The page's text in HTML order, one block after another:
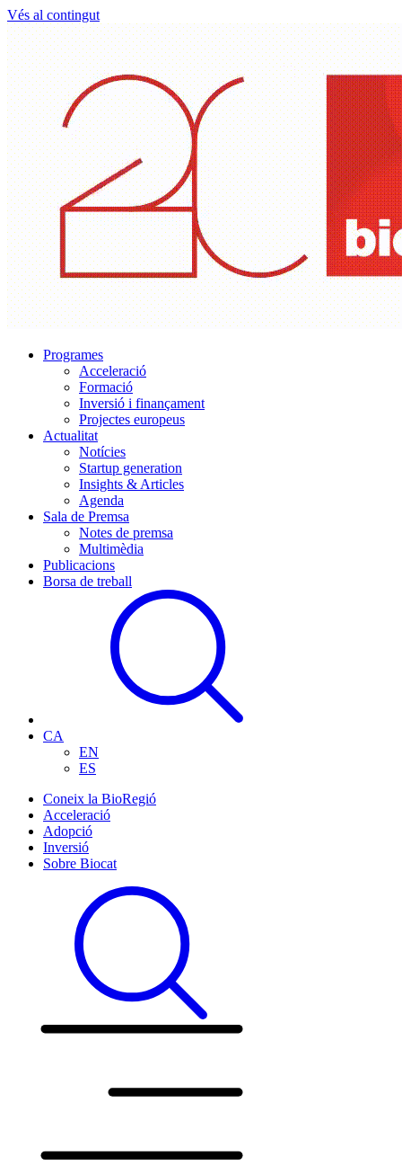
Vés al contingut
Programes
Acceleració
Formació
Inversió i finançament
Projectes europeus
Actualitat
Notícies
Startup generation
Insights & Articles
Agenda
Sala de Premsa
Notes de premsa
Multimèdia
Publicacions
Borsa de treball
CA
EN
ES
Coneix la BioRegió
Acceleració
Adopció
Inversió
Sobre Biocat